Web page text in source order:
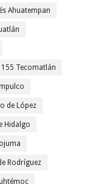
Ahuatempan
155 Tecomatlán
de López
Hidalgo
Rodríguez